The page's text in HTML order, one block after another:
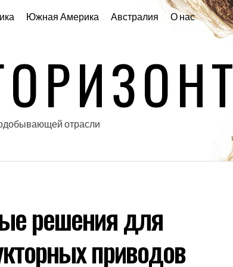
Южная Америка Австралия О нас
отрасли
решения для
приводов